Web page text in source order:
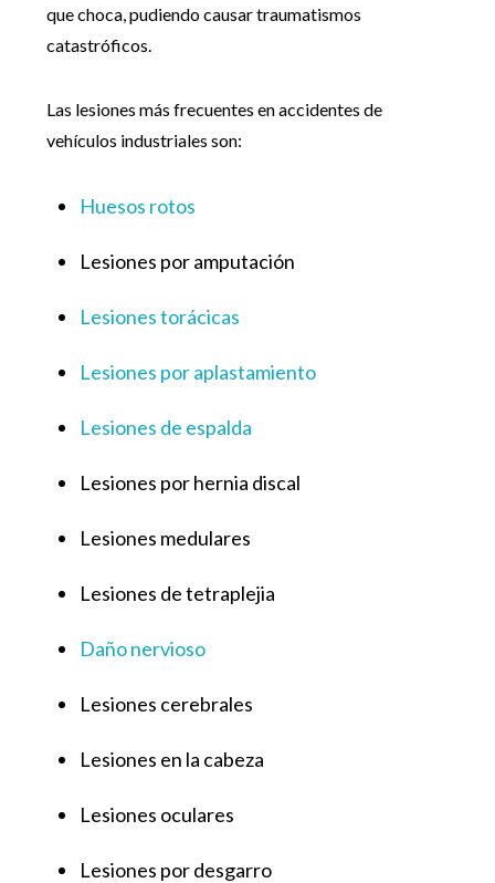
que choca, pudiendo causar traumatismos
catastróficos.
Las lesiones más frecuentes en accidentes de
vehículos industriales son:
Huesos rotos
Lesiones por amputación
Lesiones torácicas
Lesiones por aplastamiento
Lesiones de espalda
Lesiones por hernia discal
Lesiones medulares
Lesiones de tetraplejia
Daño nervioso
Lesiones cerebrales
Lesiones en la cabeza
Lesiones oculares
Lesiones por desgarro